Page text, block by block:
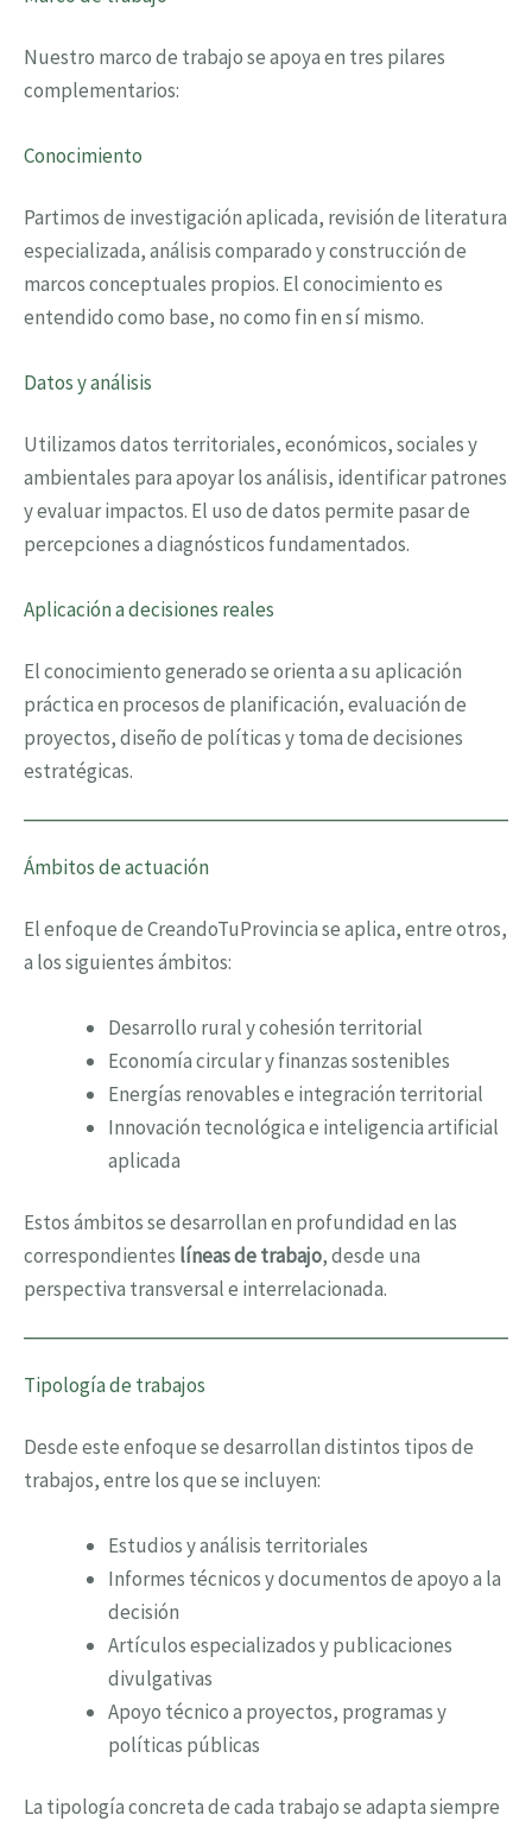
Nuestro marco de trabajo se apoya en tres pilares
complementarios:
Conocimiento
Partimos de investigación aplicada, revisión de literatura
especializada, análisis comparado y construcción de
marcos conceptuales propios. El conocimiento es
entendido como base, no como fin en sí mismo.
Datos y análisis
Utilizamos datos territoriales, económicos, sociales y
ambientales para apoyar los análisis, identificar patrones
y evaluar impactos. El uso de datos permite pasar de
percepciones a diagnósticos fundamentados.
Aplicación a decisiones reales
El conocimiento generado se orienta a su aplicación
práctica en procesos de planificación, evaluación de
proyectos, diseño de políticas y toma de decisiones
estratégicas.
Ámbitos de actuación
El enfoque de CreandoTuProvincia se aplica, entre otros,
a los siguientes ámbitos:
Desarrollo rural y cohesión territorial
Economía circular y finanzas sostenibles
Energías renovables e integración territorial
Innovación tecnológica e inteligencia artificial
aplicada
Estos ámbitos se desarrollan en profundidad en las
correspondientes líneas de trabajo, desde una
perspectiva transversal e interrelacionada.
Tipología de trabajos
Desde este enfoque se desarrollan distintos tipos de
trabajos, entre los que se incluyen:
Estudios y análisis territoriales
Informes técnicos y documentos de apoyo a la
decisión
Artículos especializados y publicaciones
divulgativas
Apoyo técnico a proyectos, programas y
políticas públicas
La tipología concreta de cada trabajo se adapta siempre